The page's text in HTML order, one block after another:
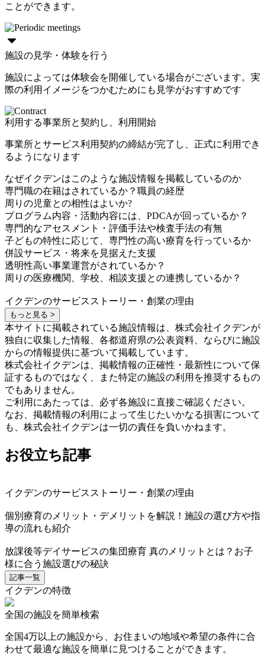
ことができます。
施設の見学・体験を行う
施設によっては体験会を開催している場合がございます。実
際の利用イメージをつかむためにも見学がおすすめです
利用する事業所と契約し、利用開始
事業所とサービス利用契約の締結が完了し、正式に利用でき
るようになります
なぜイクデンはこのような施設情報を掲載しているのか
専門職の在籍はされているか？職員の経歴
周りの児童との相性はよいか?
プログラム内容・活動内容には、PDCAが回っているか？
専門的なアセスメント・評価手法や検査手法の有無
子どもの特性に応じて、専門性の高い療育を行っているか
併設サービス・将来を見据えた支援
透明性高い事業運営がされているか？
周りの医療機関、学校、相談支援との連携しているか？
イクデンのサービスストーリー・創業の理由
もっと見る >
本サイトに掲載されている施設情報は、株式会社イクデンが
独自に収集した情報、各都道府県の公表資料、ならびに施設
からの情報提供に基づいて掲載しています。
株式会社イクデンは、掲載情報の正確性・最新性について保
証するものではなく、また特定の施設の利用を推奨するもの
でもありません。
ご利用にあたっては、必ず各施設に直接ご確認ください。
なお、掲載情報の利用によって生じたいかなる損害について
も、株式会社イクデンは一切の責任を負いかねます。
お役立ち記事
イクデンのサービスストーリー・創業の理由
個別療育のメリット・デメリットを解説！施設の選び方や指
導の流れも紹介
放課後等デイサービスの集団療育 真のメリットとは？お子
様に合う施設選びの秘訣
記事一覧
イクデンの特徴
全国の施設を簡単検索
全国4万以上の施設から、お住まいの地域や希望の条件に合
わせて最適な施設を簡単に見つけることができます。